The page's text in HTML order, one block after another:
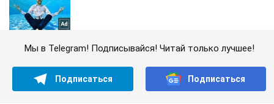
Мы в Telegram! Подписывайся! Читай только лучшее!
Подписаться Подписаться